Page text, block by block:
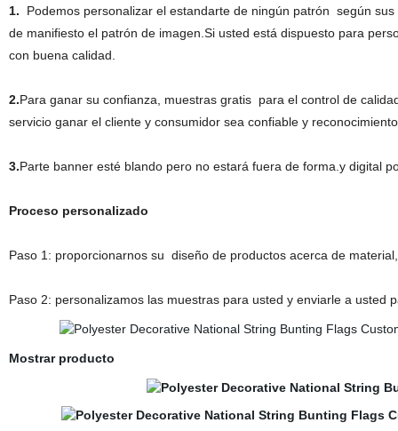
1.
Podemos personalizar el estandarte de ningún patrón según
de manifiesto el patrón de imagen.Si usted está dispuesto para
con buena calidad.
2.Para ganar su confianza, muestras gratis para el control de
servicio ganar el cliente y consumidor sea confiable y
3.Parte banner esté blando pero no estará fuera de forma.y digital
Proceso personalizado
Paso 1: proporcionarnos su diseño de productos acerca de
Paso 2: personalizamos las muestras para usted y enviarle a usted
Mostrar producto